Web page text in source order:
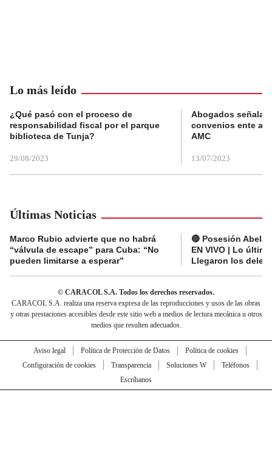
Lo más leído
¿Qué pasó con el proceso de
responsabilidad fiscal por el parque
biblioteca de Tunja?
29/08/2023
Abogados
convenios ente
AMC
13/07/2023
Últimas Noticias
Marco Rubio advierte que no habrá
“válvula de escape” para Cuba: “No
pueden limitarse a esperar”
🔴 Posesión
EN VIVO | Lo
Llegaron los
© CARACOL S.A. Todos los derechos reservados.
CARACOL S.A. realiza una reserva expresa de las reproducciones y usos de las obras
y otras prestaciones accesibles desde este sitio web a medios de lectura mecánica u otros
medios que resulten adecuados.
Aviso legal Política de Protección de Datos
Política de cookies
Configuración de cookies
Transparencia Soluciones W
Teléfonos
Escríbanos